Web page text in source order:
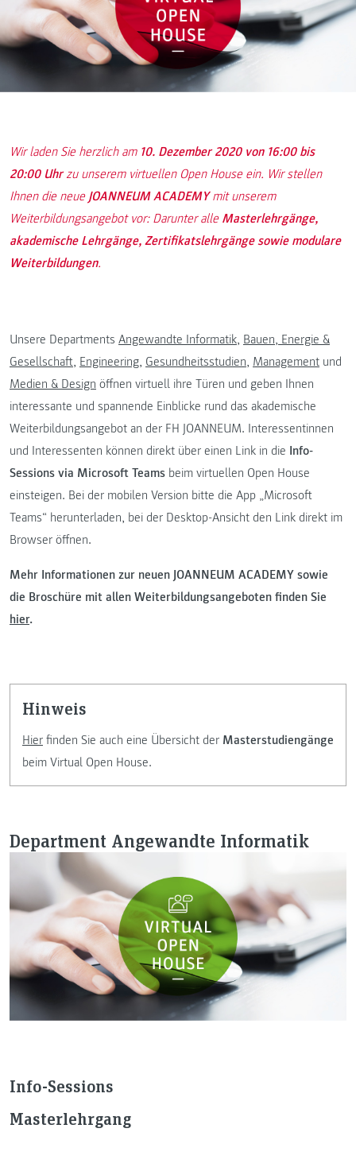
Wir laden Sie herzlich am 10. Dezember 2020 von 16:00 bis
20:00 Uhrzu unserem virtuellen Open House ein. Wir stellen
Ihnen die neue JOANNEUM ACADEMYmit unserem
Weiterbildungsangebot vor: Darunter alle Masterlehrgänge,
akademische Lehrgänge, Zertifikatslehrgänge sowie modulare
Weiterbildungen.
Unsere Departments Angewandte Informatik, Bauen, Energie &
Gesellschaft, Engineering, Gesundheitsstudien, Management und
Medien & Design öffnen virtuell ihre Türen und geben Ihnen
interessante und spannende Einblicke rund das akademische
Weiterbildungsangebot an der FH JOANNEUM. Interessentinnen
und Interessenten können direkt über einen Link in die Info-
Sessions via Microsoft Teams beim virtuellen Open House
einsteigen. Bei der mobilen Version bitte die App „Microsoft
Teams“ herunterladen, bei der Desktop-Ansicht den Link direkt im
Browser öffnen.
Mehr Informationen zur neuen JOANNEUM ACADEMY sowie
die Broschüre mit allen Weiterbildungsangeboten finden Sie
hier.
Hinweis
Hier finden Sie auch eine Übersicht der Masterstudiengänge
beim Virtual Open House.
Department Angewandte Informatik
Info-Sessions
Masterlehrgang